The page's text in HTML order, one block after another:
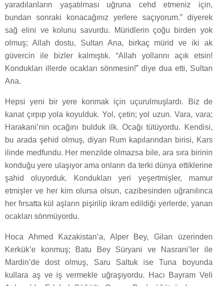
yaradılanların yaşatılması uğruna cehd etmeniz için,
bundan sonraki konacağınız yerlere saçıyorum.” diyerek
sağ elini ve kolunu savurdu. Müridlerin çoğu birden yok
olmuş; Allah dostu, Sultan Ana, birkaç mürid ve iki ak
güvercin ile bizler kalmıştık. “Allah yollarını açık etsin!
Kondukları illerde ocakları sönmesin!” diye dua etti, Sultan
Ana.
Hepsi yeni bir yere konmak için uçurulmuşlardı. Biz de
kanat çırpıp yola koyulduk. Yol, çetin; yol uzun. Vara, vara;
Harakani’nin ocağını bulduk ilk. Ocağı tütüyordu. Kendisi,
bu arada şehid olmuş, diyarı Rum kapılarından birisi, Kars
ilinde medfundu. Her menzilde olmazsa bile, ara sıra birinin
konduğu yere ulaşıyor ama onların da terki dünya ettiklerine
şahid oluyorduk. Kondukları yeri yeşertmişler, mamur
etmişler ve her kim olursa olsun, cazibesinden uğranılınca
her fırsatta kül aşların pişirilip ikram edildiği yerlerde, yanan
ocakları sönmüyordu.
Hoca Ahmed Kazakistan’a, Alper Bey, Gilan üzerinden
Kerkük’e konmuş; Batu Bey Süryani ve Nasrani’ler ile
Mardin’de dost olmuş, Saru Saltuk ise Tuna boyunda
kullara aş ve iş vermekle uğraşıyordu. Hacı Bayram Veli